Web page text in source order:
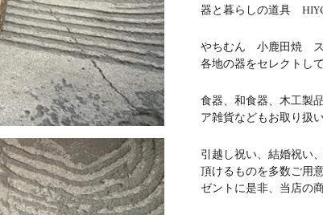
器と暮らしの道具
やちむん 小鹿田焼 ス
各地の器をセレクトし
食器、和食器、木工製
ア雑貨などもお取り扱
引越し祝い、結婚祝い
頂けるものを多数ご用
ゼントに是非、当店の